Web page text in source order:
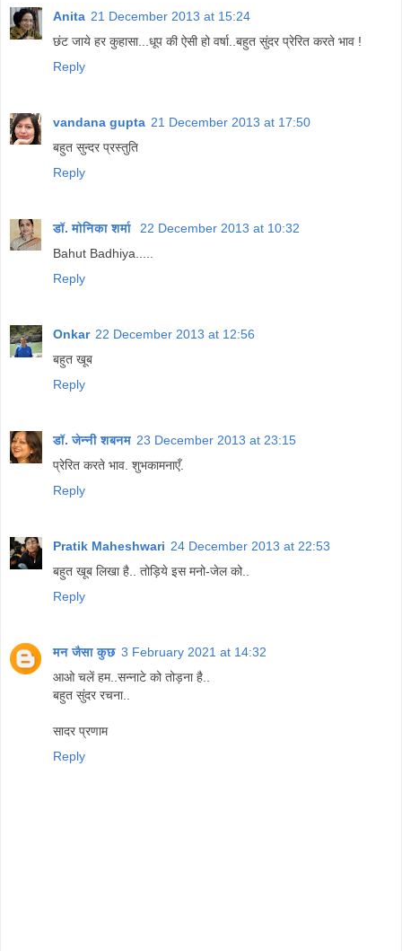
Anita 21 December 2013 at 15:24
छंट जाये हर कुहासा...धूप की ऐसी हो वर्षा..बहुत सुंदर प्रेरित करते भाव !
Reply
vandana gupta 21 December 2013 at 17:50
बहुत सुन्दर प्रस्तुति
Reply
डॉ. मोनिका शर्मा
22 December 2013 at 10:32
Bahut Badhiya.....
Reply
Onkar 22 December 2013 at 12:56
बहुत खूब
Reply
डॉ. जेन्नी शबनम 23 December 2013 at 23:15
प्रेरित करते भाव. शुभकामनाएँ.
Reply
Pratik Maheshwari 24 December 2013 at 22:53
बहुत खूब लिखा है.. तोड़िये इस मनो-जेल को..
Reply
मन जैसा कुछ 3 February 2021 at 14:32
आओ चलें हम..सन्नाटे को तोड़ना है..
बहुत सुंदर रचना..
सादर प्रणाम
Reply